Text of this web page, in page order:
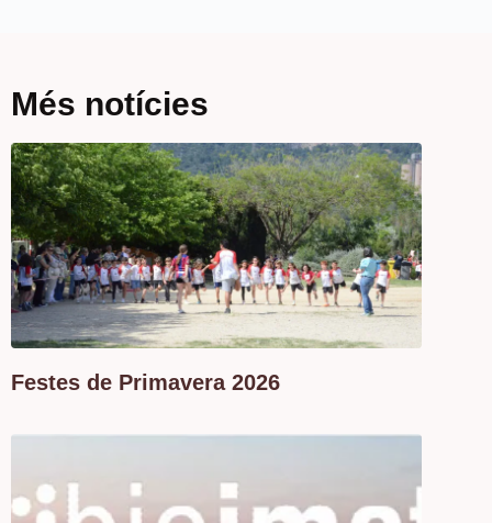
Més notícies
Festes de Primavera 2026